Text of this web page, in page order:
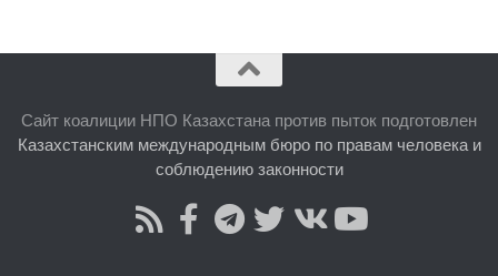
Сайт коалиции НПО Казахстана против пыток подготовлен
Казахстанским международным бюро по правам человека и
соблюдению законности